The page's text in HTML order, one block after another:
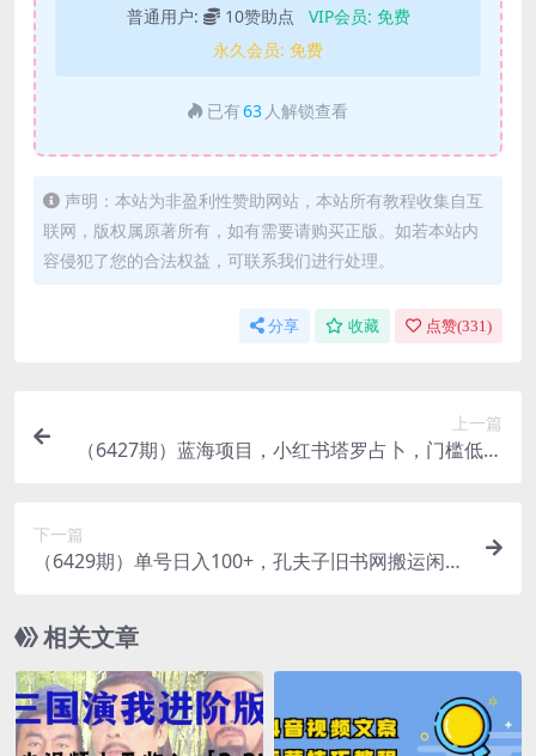
普通用户: 10赞助点 VIP会员: 免费
永久会员: 免费
已有63 人解锁查看
声明：本站为非盈利性赞助网站，本站所有教程收集自互
联网，版权属原著所有，如有需要请购买正版。如若本站内
容侵犯了您的合法权益，可联系我们进行处理。
分享 收藏 点赞(331 )
上一篇
（6427期）蓝海项目，小红书塔罗占卜，门槛低，
下一篇
（6429期）单号日入100+，孔夫子旧书网搬运闲
相关文章